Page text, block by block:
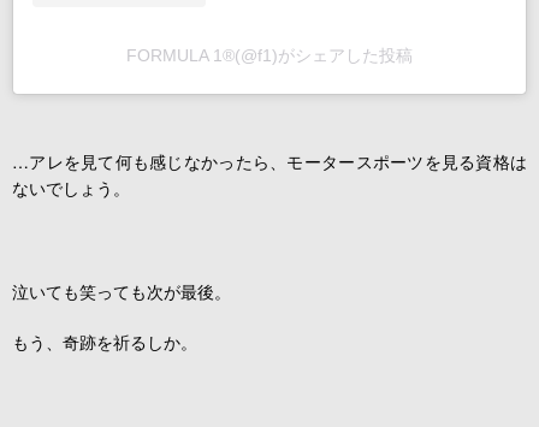
FORMULA 1®(@f1)がシェアした投稿
…アレを見て何も感じなかったら、モータースポーツを見る資格は
ないでしょう。
泣いても笑っても次が最後。
もう、奇跡を祈るしか。